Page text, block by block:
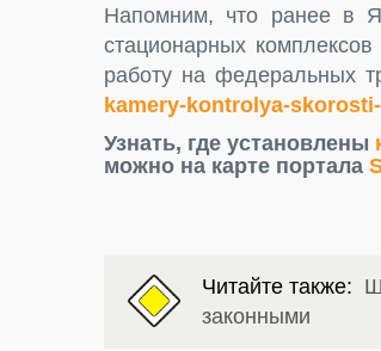
Напомним, что ранее в
стационарных
работу на федеральных
kamery-kontrolya-
Узнать, где установлены
можно на карте портала
Читайте также:
законными